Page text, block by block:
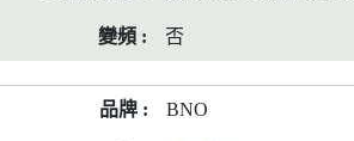
否
BNO